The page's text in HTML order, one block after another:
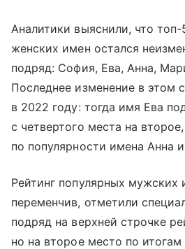
Аналитики выяснили, что
женских имен остался
подряд: София, Ева, Анна,
Последнее изменение в этом
в 2022 году: тогда имя Ева
с четвертого места на
по популярности имена Анна
Рейтинг популярных мужских
переменчив, отметили
подряд на верхней строчке
но на второе место по